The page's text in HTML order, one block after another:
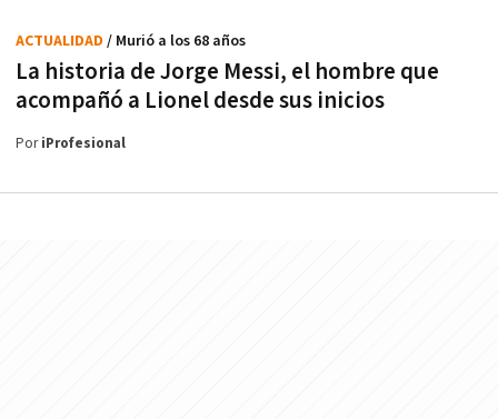
La historia de Jorge Messi, el hombre que
acompañó a Lionel desde sus inicios
ACTUALIDAD / Murió a los 68 años
PoriProfesional